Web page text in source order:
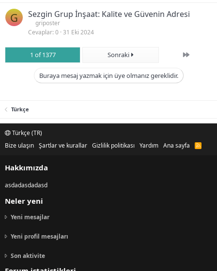
G Sezgin Grup İnşaat: Kalite ve Güvenin Adresi
griposter
Cevaplar 0 31 Eki 2024
1 of 1377 Sonraki Son
Buraya mesaj yazmak için üye olmanız gereklidir.
Türkçe
Türkçe (TR)
Bize ulaşın Şartlar ve kurallar Gizlilik politikası Yardım Ana sayfa
R
Hakkımızda
asdadasdadasd
Neler yeni
Yeni mesajlar
Yeni profil mesajları
Son aktivite